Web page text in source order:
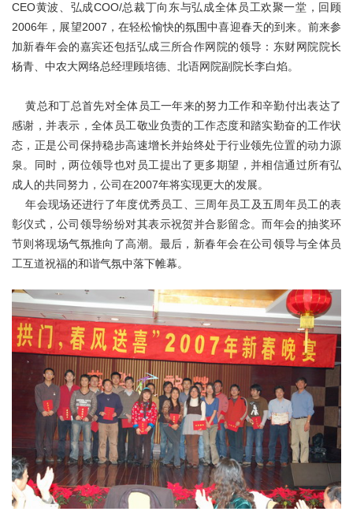
教育产品
课程资源
关于我们
CEO黄波、弘成COO/总裁丁向东与弘成全体员工欢聚一堂，回顾
2006年，展望2007，在轻松愉快的氛围中喜迎春天的到来。前来参
加新春年会的嘉宾还包括弘成三所合作网院的领导：东财网院院长
杨青、中农大网络总经理顾培德、北语网院副院长李白焰。
黄总和丁总首先对全体员工一年来的努力工作和辛勤付出表达了
感谢，并表示，全体员工敬业负责的工作态度和踏实勤奋的工作状
态，正是公司保持稳步高速增长并始终处于行业领先位置的动力源
泉。同时，两位领导也对员工提出了更多期望，并相信通过所有弘
成人的共同努力，公司在2007年将实现更大的发展。
年会现场还进行了年度优秀员工、三周年员工及五周年员工的表
彰仪式，公司领导纷纷对其表示祝贺并合影留念。而年会的抽奖环
节则将现场气氛推向了高潮。最后，新春年会在公司领导与全体员
工互道祝福的和谐气氛中落下帷幕。